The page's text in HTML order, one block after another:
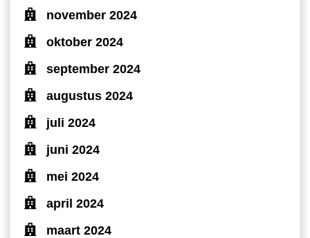
november 2024
oktober 2024
september 2024
augustus 2024
juli 2024
juni 2024
mei 2024
april 2024
maart 2024